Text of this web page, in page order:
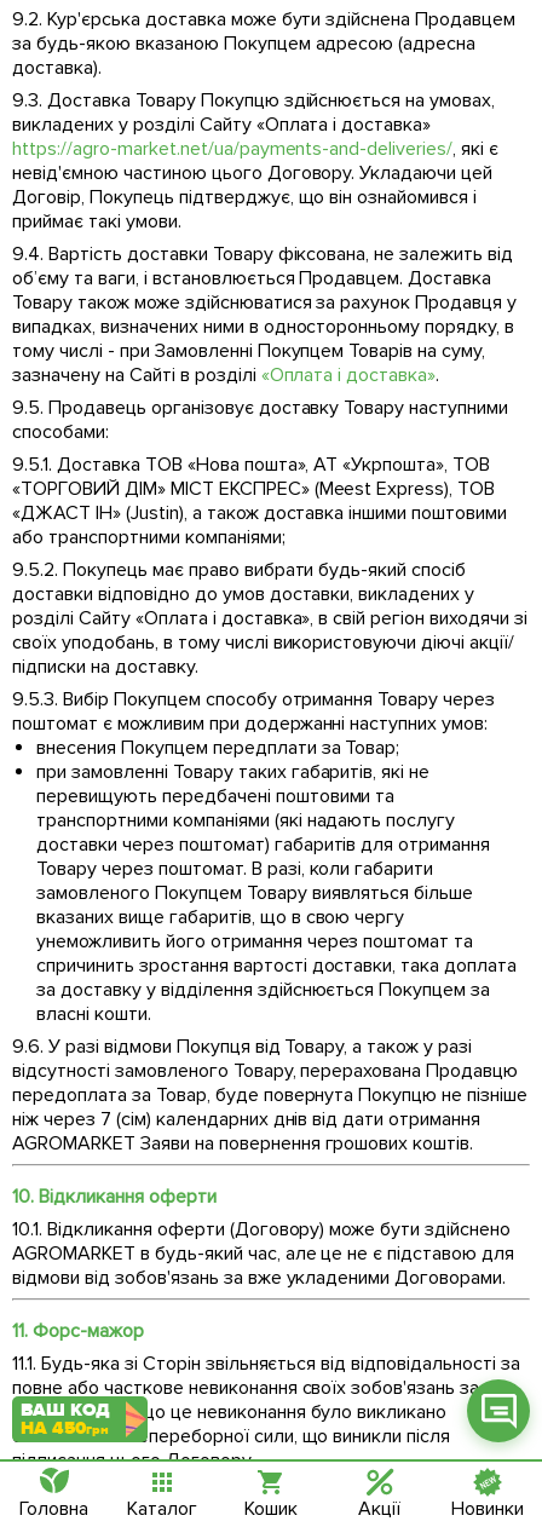
9.2. Кур'єрська доставка може бути здійснена Продавцем
за будь-якою вказаною Покупцем адресою (адресна
доставка).
9.3. Доставка Товару Покупцю здійснюється на умовах,
викладених у розділі Сайту «Оплата і доставка»
https://agro-market.net/ua/payments-and-deliveries/, які є
невід'ємною частиною цього Договору. Укладаючи цей
Договір, Покупець підтверджує, що він ознайомився і
приймає такі умови.
9.4. Вартість доставки Товару фіксована, не залежить від
об’єму та ваги, і встановлюється Продавцем. Доставка
Товару також може здійснюватися за рахунок Продавця у
випадках, визначених ними в односторонньому порядку, в
тому числі - при Замовленні Покупцем Товарів на суму,
зазначену на Сайті в розділі «Оплата і доставка».
9.5. Продавець організовує доставку Товару наступними
способами:
9.5.1. Доставка ТОВ «Нова пошта», АТ «Укрпошта», ТОВ
«ТОРГОВИЙ ДІМ» МІСТ ЕКСПРЕС» (Meest Express), ТОВ
«ДЖАСТ ІН» (Justin), а також доставка іншими поштовими
або транспортними компаніями;
9.5.2. Покупець має право вибрати будь-який спосіб
доставки відповідно до умов доставки, викладених у
розділі Сайту «Оплата і доставка», в свій регіон виходячи зі
своїх уподобань, в тому числі використовуючи діючі акції/
підписки на доставку.
9.5.3. Вибір Покупцем способу отримання Товару через
поштомат є можливим при додержанні наступних умов:
внесения Покупцем передплати за Товар;
при замовленні Товару таких габаритів, які не
перевищують передбачені поштовими та
транспортними компаніями (які надають послугу
доставки через поштомат) габаритів для отримання
Товару через поштомат. В разі, коли габарити
замовленого Покупцем Товару виявляться більше
вказаних вище габаритів, що в свою чергу
унеможливить його отримання через поштомат та
спричинить зростання вартості доставки, така доплата
за доставку у відділення здійснюється Покупцем за
власні кошти.
9.6. У разі відмови Покупця від Товару, а також у разі
відсутності замовленого Товару, перерахована Продавцю
передоплата за Товар, буде повернута Покупцю не пізніше
ніж через 7 (сім) календарних днів від дати отримання
AGROMARKET Заяви на повернення грошових коштів.
10. Відкликання оферти
10.1. Відкликання оферти (Договору) може бути здійснено
AGROMARKET в будь-який час, але це не є підставою для
відмови від зобов'язань за вже укладеними Договорами.
11. Форс-мажор
11.1. Будь-яка зі Сторін звільняється від відповідальності за
повне або часткове невиконання своїх зобов'язань за цим
Договором, якщо це невиконання було викликано
обставинами непереборної сили, що виникли після
підписання цього Договору.
11.2. «Обставини непереборної сили» означають
надзвичайні події або обставини, які така Сторона не могла
Фейсбук
Телеграм
Вайбер
Інстаграм
ВАШ КОД
НА 450грн
Головна Каталог Кошик Акції Новинки